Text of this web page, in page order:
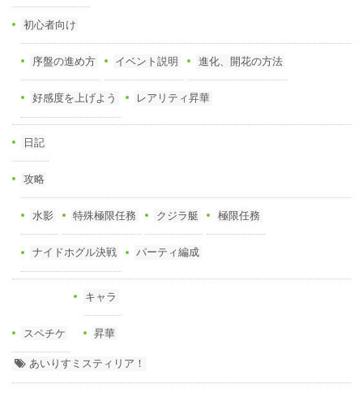
初心者向け
序盤の進め方 イベント説明 進化、開花の方法
好感度を上げよう レアリティ昇華
日記
攻略
水影 特殊極限任務 クジラ艇 極限任務
ナイドホグル決戦 パーティ編成
スペチケ
キャラ
昇華
あいりすミスティリア！